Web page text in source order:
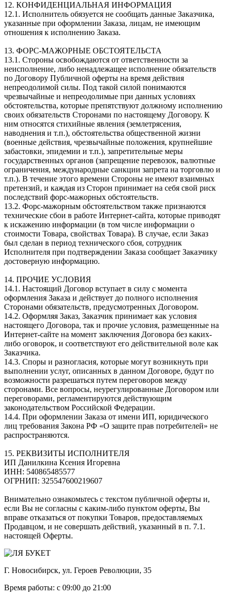
12. КОНФИДЕНЦИАЛЬНАЯ ИНФОРМАЦИЯ
12.1. Исполнитель обязуется не сообщать данные Заказчика,
указанные при оформлении Заказа, лицам, не имеющим
отношения к исполнению Заказа.
13. ФОРС-МАЖОРНЫЕ ОБСТОЯТЕЛЬСТА
13.1. Стороны освобождаются от ответственности за
неисполнение, либо ненадлежащее исполнение обязательств
по Договору Публичной оферты на время действия
непреодолимой силы. Под такой силой понимаются
чрезвычайные и непреодолимые при данных условиях
обстоятельства, которые препятствуют должному исполнению
своих обязательств Сторонами по настоящему Договору. К
ним относятся стихийные явления (землетрясения,
наводнения и т.п.), обстоятельства общественной жизни
(военные действия, чрезвычайные положения, крупнейшие
забастовки, эпидемии и т.п.), запретительные меры
государственных органов (запрещение перевозок, валютные
ограничения, международные санкции запрета на торговлю и
т.п.). В течение этого времени Стороны не имеют взаимных
претензий, и каждая из Сторон принимает на себя свой риск
последствий форс-мажорных обстоятельств.
13.2. Форс-мажорным обстоятельством также признаются
технические сбои в работе Интернет-сайта, которые приводят
к искажению информации (в том числе информации о
стоимости Товара, свойствах Товара). В случае, если Заказ
был сделан в период технического сбоя, сотрудник
Исполнителя при подтверждении Заказа сообщает Заказчику
достоверную информацию.
14. ПРОЧИЕ УСЛОВИЯ
14.1. Настоящий Договор вступает в силу с момента
оформления Заказа и действует до полного исполнения
Сторонами обязательств, предусмотренных Договором.
14.2. Оформляя Заказ, Заказчик принимает как условия
настоящего Договора, так и прочие условия, размещенные на
Интернет-сайте на момент заключения Договора без каких-
либо оговорок, и соответствуют его действительной воле как
Заказчика.
14.3. Споры и разногласия, которые могут возникнуть при
выполнении услуг, описанных в данном Договоре, будут по
возможности разрешаться путем переговоров между
сторонами. Все вопросы, неурегулированные Договором или
переговорами, регламентируются действующим
законодательством Российской Федерации.
14.4. При оформлении Заказа от имени ИП, юридического
лиц требования Закона РФ «О защите прав потребителей» не
распространяются.
15. РЕКВИЗИТЫ ИСПОЛНИТЕЛЯ
ИП Данилкина Ксения Игоревна
ИНН: 540865485577
ОГРНИП: 325547600219607
Внимательно ознакомьтесь с текстом публичной оферты и,
если Вы не согласны с каким-либо пунктом оферты, Вы
вправе отказаться от покупки Товаров, предоставляемых
Продавцом, и не совершать действий, указанный в п. 7.1.
настоящей Оферты.
Г. Новосибирск, ул. Героев Революции, 35
Время работы: с 09:00 до 21:00